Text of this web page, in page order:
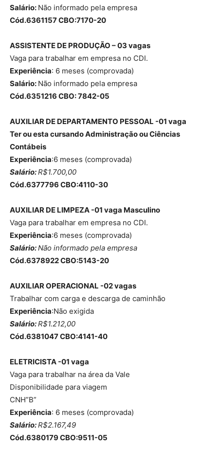
Salário: Não informado pela empresa
Cód.6361157 CBO:7170-20
ASSISTENTE DE PRODUÇÃO – 03 vagas
Vaga para trabalhar em empresa no CDI.
Experiência: 6 meses (comprovada)
Salário: Não informado pela empresa
Cód.6351216 CBO: 7842-05
AUXILIAR DE DEPARTAMENTO PESSOAL -01 vaga
Ter ou esta cursando Administração ou Ciências
Contábeis
Experiência:6 meses (comprovada)
Salário:R$1.700,00
Cód.6377796 CBO:4110-30
AUXILIAR DE LIMPEZA -01 vaga Masculino
Vaga para trabalhar em empresa no CDI.
Experiência:6 meses (comprovada)
Salário:Não informado pela empresa
Cód.6378922 CBO:5143-20
AUXILIAR OPERACIONAL -02 vagas
Trabalhar com carga e descarga de caminhão
Experiência:Não exigida
Salário:R$1.212,00
Cód.6381047 CBO:4141-40
ELETRICISTA -01 vaga
Vaga para trabalhar na área da Vale
Disponibilidade para viagem
CNH”B”
Experiência: 6 meses (comprovada)
Salário:R$2.167,49
Cód.6380179 CBO:9511-05